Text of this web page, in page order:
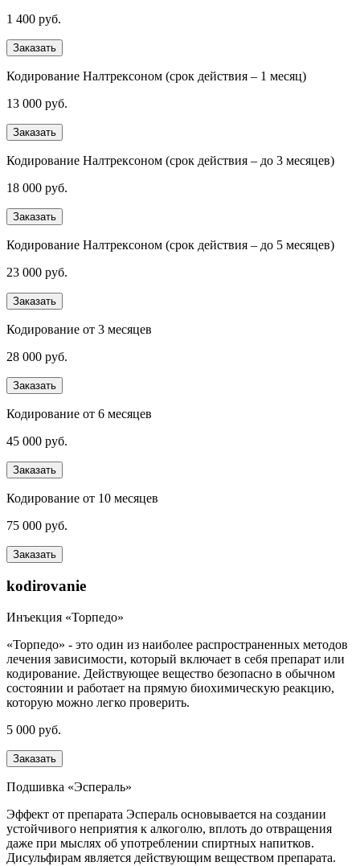
1 400 руб.
Заказать
Кодирование Налтрексоном (срок действия – 1 месяц)
13 000 руб.
Заказать
Кодирование Налтрексоном (срок действия – до 3 месяцев)
18 000 руб.
Заказать
Кодирование Налтрексоном (срок действия – до 5 месяцев)
23 000 руб.
Заказать
Кодирование от 3 месяцев
28 000 руб.
Заказать
Кодирование от 6 месяцев
45 000 руб.
Заказать
Кодирование от 10 месяцев
75 000 руб.
Заказать
kodirovanie
Инъекция «Торпедо»
«Торпедо» - это один из наиболее распространенных методов
лечения зависимости, который включает в себя препарат или
кодирование. Действующее вещество безопасно в обычном
состоянии и работает на прямую биохимическую реакцию,
которую можно легко проверить.
5 000 руб.
Заказать
Подшивка «Эспераль»
Эффект от препарата Эспераль основывается на создании
устойчивого неприятия к алкоголю, вплоть до отвращения
даже при мыслях об употреблении спиртных напитков.
Дисульфирам является действующим веществом препарата.